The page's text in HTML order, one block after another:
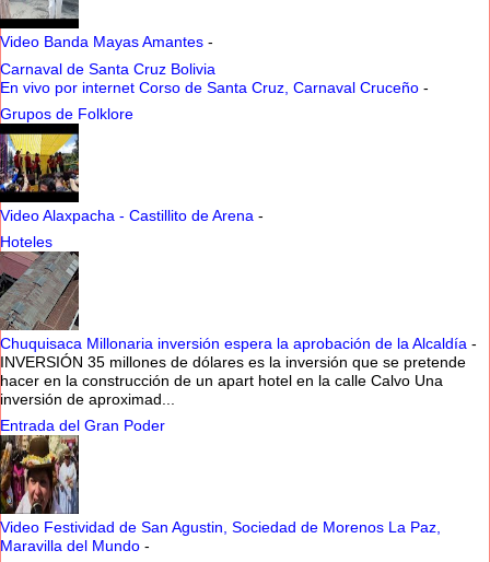
Video Banda Mayas Amantes -
Carnaval de Santa Cruz Bolivia
En vivo por internet Corso de Santa Cruz, Carnaval Cruceño -
Grupos de Folklore
Video Alaxpacha - Castillito de Arena -
Hoteles
Chuquisaca Millonaria inversión espera la aprobación de la Alcaldía -
INVERSIÓN 35 millones de dólares es la inversión que se pretende
hacer en la construcción de un apart hotel en la calle Calvo Una
inversión de aproximad...
Entrada del Gran Poder
Video Festividad de San Agustin, Sociedad de Morenos La Paz,
Maravilla del Mundo -